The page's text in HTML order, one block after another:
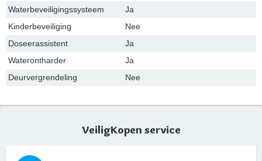
Waterbeveiligingssysteem
Ja
Kinderbeveiliging
Nee
Doseerassistent
Ja
Waterontharder
Ja
Deurvergrendeling
Nee
VeiligKopen service